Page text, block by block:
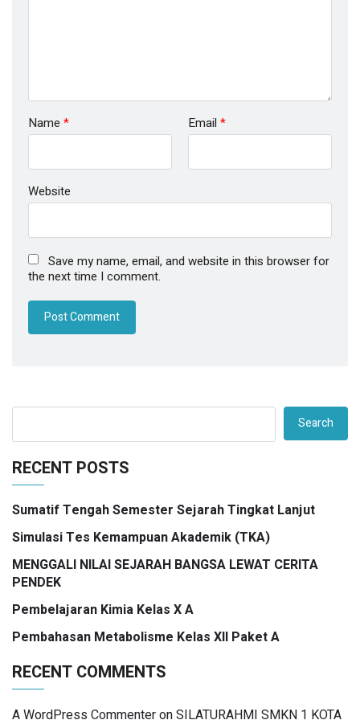
Name * Email *
Website
Save my name, email, and website in this browser for
the next time I comment.
Search
RECENT POSTS
Sumatif Tengah Semester Sejarah Tingkat Lanjut
Simulasi Tes Kemampuan Akademik (TKA)
MENGGALI NILAI SEJARAH BANGSA LEWAT CERITA
PENDEK
Pembelajaran Kimia Kelas X A
Pembahasan Metabolisme Kelas XII Paket A
RECENT COMMENTS
A WordPress CommenteronSILATURAHMI SMKN 1 KOTA